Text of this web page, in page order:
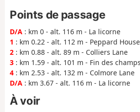
Points de passage
D/A : km 0 - alt. 116 m - La licorne
1 : km 0.22 - alt. 112 m - Peppard House
2 : km 0.88 - alt. 89 m - Colliers Lane
3 : km 1.59 - alt. 101 m - Fin des champs
4 : km 2.53 - alt. 132 m - Colmore Lane
D/A : km 3.67 - alt. 116 m - La licorne
À voir